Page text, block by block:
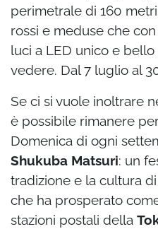
perimetrale di 160
rossi e meduse che
luci a LED unico e
vedere. Dal 7 luglio al
Se ci si vuole inoltrare
è possibile rimanere
Domenica di ogni
Shukuba Matsuri: un
tradizione e la cultura
che ha prosperato
stazioni postali della